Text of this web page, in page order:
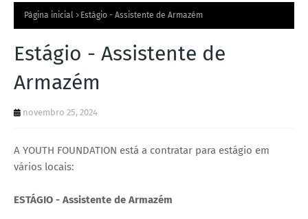
V
G
A
Página inicial Estágio - Assistente de Armazém
Estágio - Assistente de
Armazém
novembro 25, 2024
A YOUTH FOUNDATION está a contratar para estágio em
vários locais:
ESTÁGIO - Assistente de Armazém